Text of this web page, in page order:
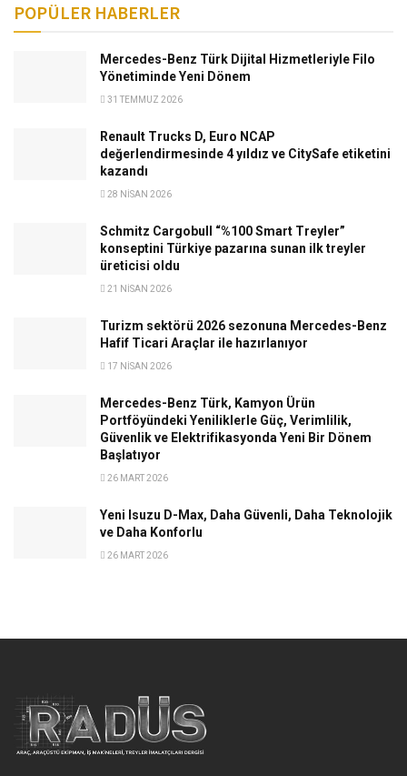
POPÜLER HABERLER
Mercedes-Benz Türk Dijital Hizmetleriyle Filo
Yönetiminde Yeni Dönem
31 TEMMUZ 2026
Renault Trucks D, Euro NCAP
değerlendirmesinde 4 yıldız ve CitySafe etiketini
kazandı
28 NISAN 2026
Schmitz Cargobull “%100 Smart Treyler”
konseptini Türkiye pazarına sunan ilk treyler
üreticisi oldu
21 NISAN 2026
Turizm sektörü 2026 sezonuna Mercedes-Benz
Hafif Ticari Araçlar ile hazırlanıyor
17 NISAN 2026
Mercedes-Benz Türk, Kamyon Ürün
Portföyündeki Yeniliklerle Güç, Verimlilik,
Güvenlik ve Elektrifikasyonda Yeni Bir Dönem
Başlatıyor
26 MART 2026
Yeni Isuzu D-Max, Daha Güvenli, Daha Teknolojik
ve Daha Konforlu
26 MART 2026